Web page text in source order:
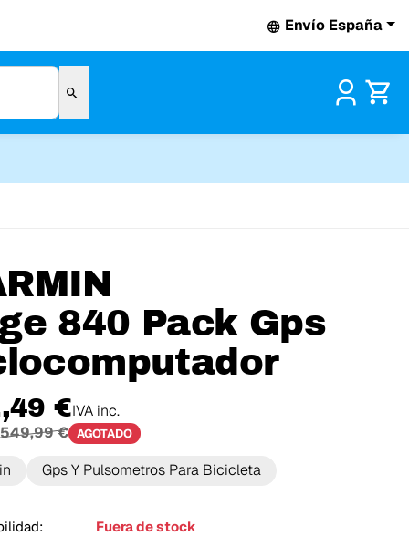
Envío España
840 Pack Gps
€IVA inc.
549,99 € AGOTADO
Gps Y Pulsometros Para Bicicleta
Fuera de stock